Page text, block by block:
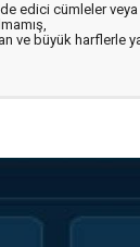
edici cümleler veya
ve büyük harflerle